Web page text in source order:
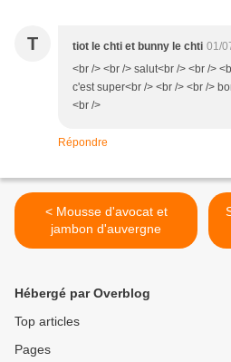
T tiot le chti et bunny le chti 01/
<br /> <br /> salut<br /> <br />
c'est super<br /> <br /> <br />
<br />
Répondre
< Mousse d'avocat et
jambon d'auvergne
Hébergé par Overblog
Top articles
Pages